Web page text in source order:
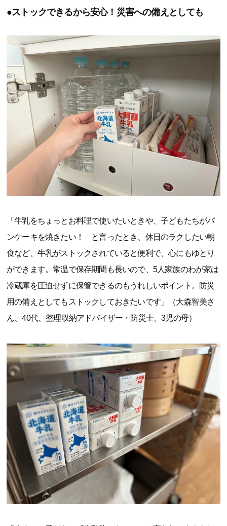
●ストックできるから安心！災害への備えとしても
「牛乳をちょっとお料理で使いたいときや、子どもたちがパ
ンケーキを焼きたい！ と言ったとき、休日のラクしたい朝
食など、牛乳がストックされていると便利で、心にもゆとり
ができます。常温で保存期間も長いので、5人家族のわが家は
冷蔵庫を圧迫せずに保管できるのもうれしいポイント。防災
用の備えとしてもストックしておきたいです」（大森智美さ
ん、40代、整理収納アドバイザー・防災士、3児の母）